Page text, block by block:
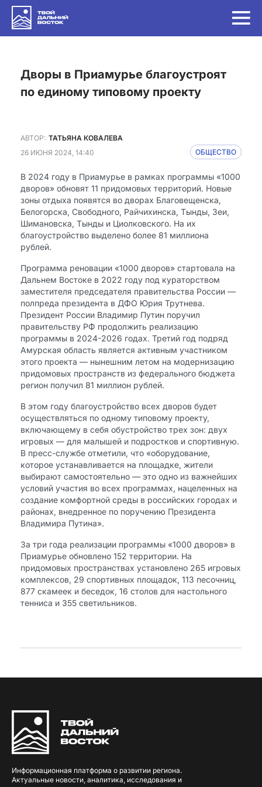
Дворы в Приамурье благоустроят
по единому типовому проекту
АВТОР: ТАТЬЯНА КОВАЛЕВА
26 ИЮНЯ 2024, 14:40
ОБЩЕСТВО
В 2024 году в Приамурье в рамках программы «1000
дворов» обновят 11 придомовых территорий. Новые
зоны отдыха появятся во дворах Благовещенска,
Белогорска, Свободного, Райчихинска, Тынды, Зеи,
Шимановска, Тынды и Циолковского. На их
благоустройство выделено более 81 миллиона
рублей.
Программа реновации «1000 дворов» стартовала на
Дальнем Востоке в 2022 году под кураторством
заместителя председателя правительства России —
полпреда президента в ДФО Юрия Трутнева.
Президент России Владимир Путин поручил
правительству РФ продолжить реализацию
программы в 2024-2026 годах. Третий год подряд
Амурская область является активным участником
этого проекта — нынешним летом на модернизацию
придомовых пространств из федерального бюджета
регион получил 81 миллион рублей.
В этом году благоустройство всех дворов будет
осуществляться по одному типовому проекту,
включающему в себя обустройство трех зон: двух
игровых — для малышей и подростков и спортивную.
В пресс-службе отметили, что «оборудование,
которое устанавливается на площадке, жители
выбирают самостоятельно — это одно из важнейших
условий участия во всех программах, нацеленных на
создание комфортной среды в российских городах и
районах, внедренное по поручению Президента
Владимира Путина».
За три года реализации программы «1000 дворов» в
Приамурье обновлено 152 территории. На
придомовых пространствах установлено 265 игровых
комплексов, 29 спортивных площадок, 113 песочниц,
877 скамеек и беседок, 16 столов для настольного
тенниса и 355 светильников.
Информационная платформа о развитии региона.
Актуальные новости, аналитика, исследования и